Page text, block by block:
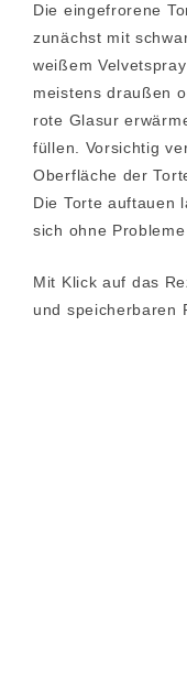
Die eingefrorene
zunächst mit
weißem
meistens draußen
rote Glasur
füllen. Vorsichtig
Oberfläche der
Die Torte auftauen
sich ohne
Mit Klick auf das
und speicherbaren